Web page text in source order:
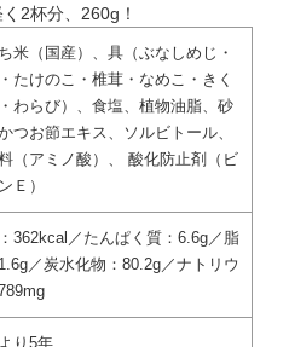
2杯分、260g！
米（国産）、具（ぶなしめじ・
たけのこ・椎茸・なめこ・きく
わらび）、食塩、植物油脂、砂
つお節エキス、ソルビトール、
（アミノ酸）、 酸化防止剤（ビ
Ｅ）
362kcal／たんぱく質：6.6g／脂
／炭水化物：80.2g／ナトリウ
り5年